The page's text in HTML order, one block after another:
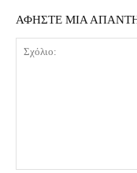
ΑΦΗΣΤΕ ΜΙΑ